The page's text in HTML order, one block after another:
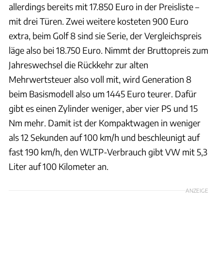
allerdings bereits mit 17.850 Euro in der Preisliste –
mit drei Türen. Zwei weitere kosteten 900 Euro
extra, beim Golf 8 sind sie Serie, der Vergleichspreis
läge also bei 18.750 Euro. Nimmt der Bruttopreis zum
Jahreswechsel die Rückkehr zur alten
Mehrwertsteuer also voll mit, wird Generation 8
beim Basismodell also um 1445 Euro teurer. Dafür
gibt es einen Zylinder weniger, aber vier PS und 15
Nm mehr. Damit ist der Kompaktwagen in weniger
als 12 Sekunden auf 100 km/h und beschleunigt auf
fast 190 km/h, den WLTP-Verbrauch gibt VW mit 5,3
Liter auf 100 Kilometer an.
ANZEIGE